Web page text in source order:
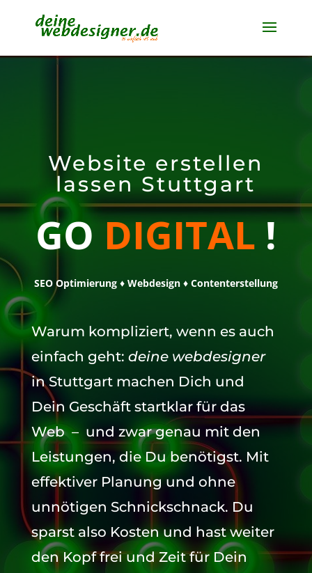
Website erstellen
lassen Stuttgart
GO DIGITAL !
SEO Optimierung ♦ Webdesign ♦ Contenterstellung
Warum kompliziert, wenn es auch
einfach geht: deine webdesigner
in Stuttgart machen Dich und
Dein Geschäft startklar für das
Web – und zwar genau mit den
Leistungen, die Du benötigst. Mit
effektiver Planung und ohne
unnötigen Schnickschnack. Du
sparst also Kosten und hast weiter
den Kopf frei und Zeit für Dein